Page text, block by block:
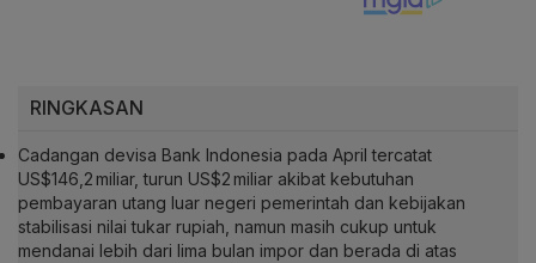
RINGKASAN
Cadangan devisa Bank Indonesia pada April tercatat
US$146,2 miliar, turun US$2 miliar akibat kebutuhan
pembayaran utang luar negeri pemerintah dan kebijakan
stabilisasi nilai tukar rupiah, namun masih cukup untuk
mendanai lebih dari lima bulan impor dan berada di atas